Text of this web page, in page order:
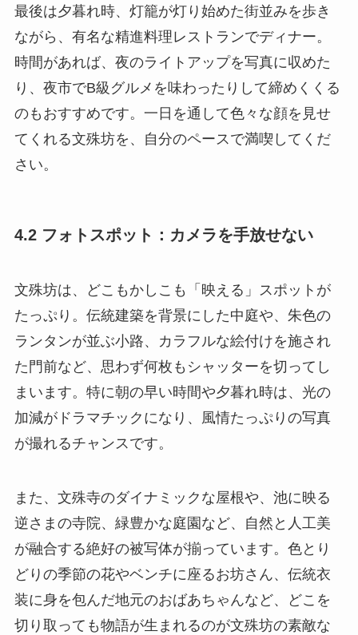
最後は夕暮れ時、灯籠が灯り始めた街並みを歩き
ながら、有名な精進料理レストランでディナー。
時間があれば、夜のライトアップを写真に収めた
り、夜市でB級グルメを味わったりして締めくくる
のもおすすめです。一日を通して色々な顔を見せ
てくれる文殊坊を、自分のペースで満喫してくだ
さい。
4.2 フォトスポット：カメラを手放せない
文殊坊は、どこもかしこも「映える」スポットが
たっぷり。伝統建築を背景にした中庭や、朱色の
ランタンが並ぶ小路、カラフルな絵付けを施され
た門前など、思わず何枚もシャッターを切ってし
まいます。特に朝の早い時間や夕暮れ時は、光の
加減がドラマチックになり、風情たっぷりの写真
が撮れるチャンスです。
また、文殊寺のダイナミックな屋根や、池に映る
逆さまの寺院、緑豊かな庭園など、自然と人工美
が融合する絶好の被写体が揃っています。色とり
どりの季節の花やベンチに座るお坊さん、伝統衣
装に身を包んだ地元のおばあちゃんなど、どこを
切り取っても物語が生まれるのが文殊坊の素敵な